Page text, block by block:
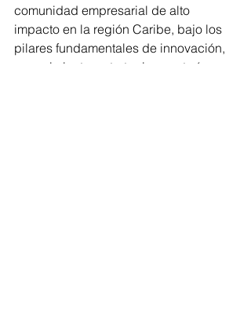
comunidad empresarial de alto
impacto en la región Caribe, bajo los
pilares fundamentales de innovación,
conocimiento, estrategia, mentoría,